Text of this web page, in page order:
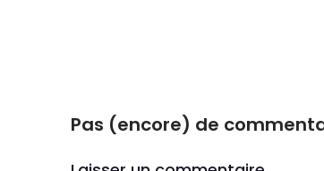
Pas (encore) de